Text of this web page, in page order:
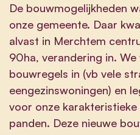
De bouwmogelijkheden
onze gemeente. Daar
alvast in Merchtem
90ha, verandering in.
bouwregels in (vb vele
eengezinswoningen) en
voor onze
panden. Deze nieuwe